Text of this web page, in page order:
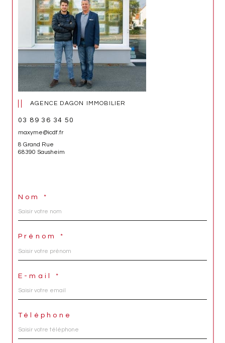
AGENCE DAGON IMMOBILIER
03 89 36 34 50
maxyme@icdf.fr
8 Grand Rue
68390 Sausheim
Nom *
Prénom *
E-mail *
Téléphone